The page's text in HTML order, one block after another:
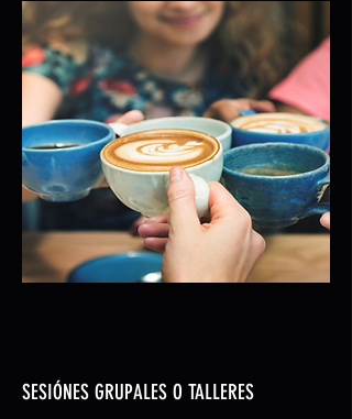
SESIÓNES GRUPALES O TALLERES